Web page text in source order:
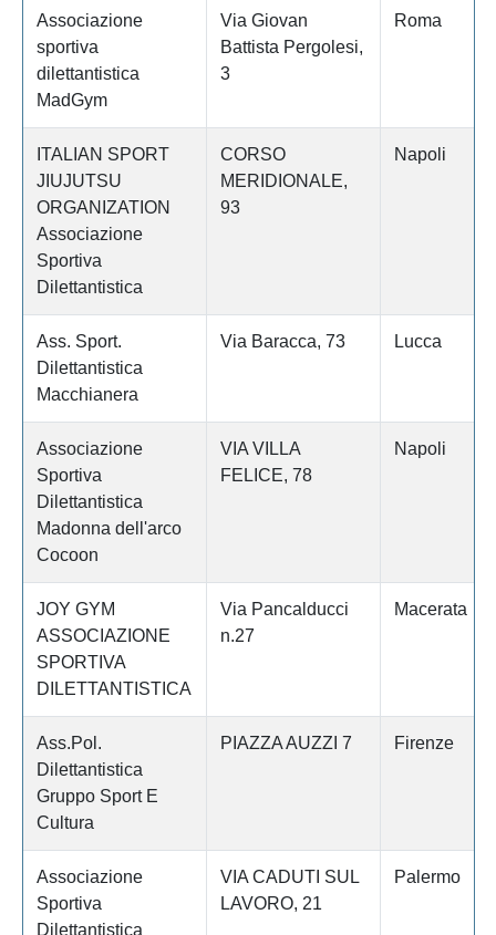
Associazione
sportiva
dilettantistica
MadGym
Via Giovan
Battista Pergolesi,
3
Roma
ITALIAN SPORT
JIUJUTSU
ORGANIZATION
Associazione
Sportiva
Dilettantistica
CORSO
MERIDIONALE,
93
Napoli
Ass. Sport.
Dilettantistica
Macchianera
Via Baracca, 73 Lucca
Associazione
Sportiva
Dilettantistica
Madonna dell'arco
Cocoon
VIA VILLA
FELICE, 78
Napoli
JOY GYM
ASSOCIAZIONE
SPORTIVA
DILETTANTISTICA
Via Pancalducci
n.27
Macerata
Ass.Pol.
Dilettantistica
Gruppo Sport E
Cultura
PIAZZA AUZZI 7 Firenze
Associazione
Sportiva
Dilettantistica
VIA CADUTI SUL
LAVORO, 21
Palermo